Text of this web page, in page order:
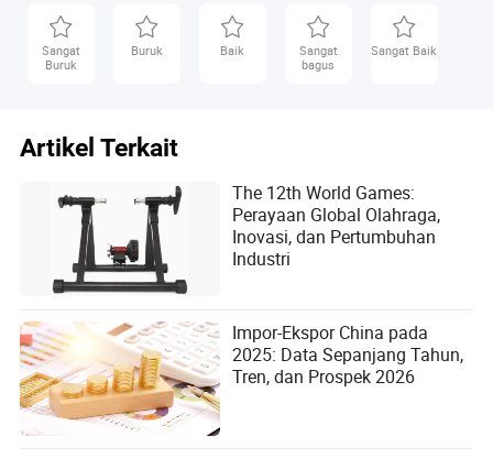
strategis dari branding nasional ke gerakan global. Dan
ketika negara-negara berlomba menuju Revolusi Industri
Keempat, semangat WRC 2025 mengingatkan kita bahwa
masa depan tidak hanya dibangun oleh mesin—tetapi
Sangat
Buruk
Buruk Baik
Sangat
bagus
Sangat Baik
Artikel Terkait
The 12th World Games:
Perayaan Global Olahraga,
Inovasi, dan Pertumbuhan
Industri
Impor-Ekspor China pada
2025: Data Sepanjang Tahun,
Tren, dan Prospek 2026